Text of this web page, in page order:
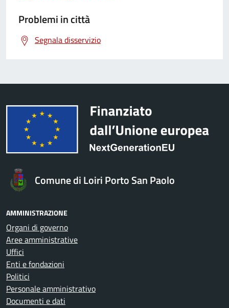
Problemi in città
Segnala disservizio
Comune di Loiri Porto San Paolo
AMMINISTRAZIONE
Organi di governo
Aree amministrative
Uffici
Enti e fondazioni
Politici
Personale amministrativo
Documenti e dati